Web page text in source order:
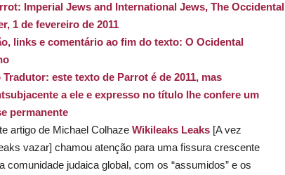
Imperial Jews and International Jews, The Occidental
, 1 de fevereiro de 2011
links e comentárioao fim do texto: O Ocidental
este texto de Parrot é de 2011, mas
subjacente a ele e expresso no título lhe confere um
permanente
artigo de Michael Colhaze Wikileaks Leaks[A vez
vazar] chamou atenção para uma fissura crescente
comunidade judaica global, com os “assumidos” e os